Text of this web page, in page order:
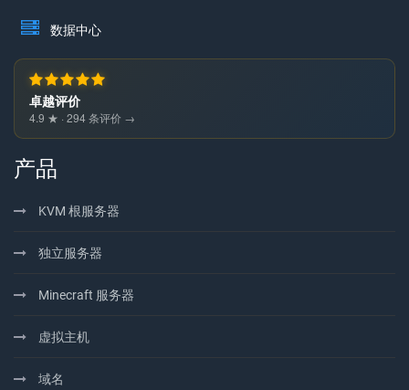
数据中心
卓越评价
4.9 ★ · 294 条评价 →
产品
KVM 根服务器
独立服务器
Minecraft 服务器
虚拟主机
域名